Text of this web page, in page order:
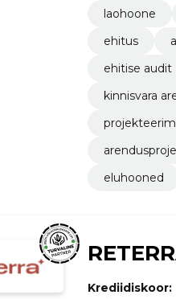
laohoone
ehitus
ehitise audit
kinnisvara
eluhooned
Krediidiskoor: